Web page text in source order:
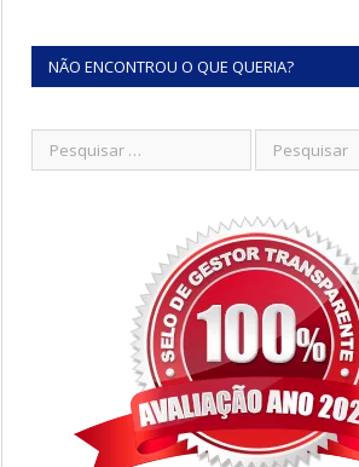
NÃO ENCONTROU O QUE QUERIA?